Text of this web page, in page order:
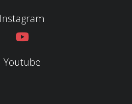
Instagram
Youtube